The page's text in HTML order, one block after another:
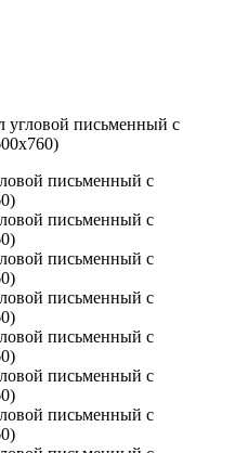
угловой письменный с